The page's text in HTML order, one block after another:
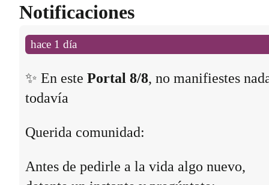
Notificaciones
hace 1 día
✨ En este Portal 8/8, no manifiestes
todavía
Querida comunidad:
Antes de pedirle a la vida algo nuevo,